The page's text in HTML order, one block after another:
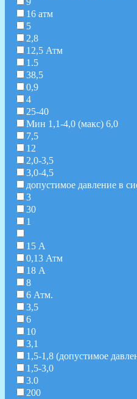
16 атм
5
2,8
12,5 Атм
1.5
38,5
0,9
4
25-40
Мин 1,1-4,0 (макс) 6,0
7,5
12
2,0-3,5
3,0-4,5
допустимое давление в
3
30
1
15 А
0,13 Атм
18 А
8
6 Атм.
3,5
6
10
3,1
1,5-1,8 (допустимое
1,5-3,0
3.0
200